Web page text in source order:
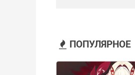
ПОПУЛЯРНОЕ